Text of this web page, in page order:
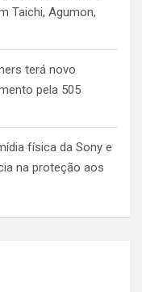
Taichi, Agumon,
terá novo
pela 505
física da Sony e
na proteção aos